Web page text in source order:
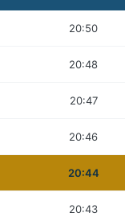
20:50
20:48
20:47
20:46
20:44
20:43